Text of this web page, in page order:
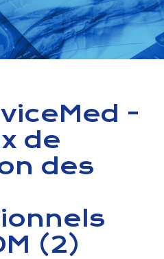
-
de
des
(2)